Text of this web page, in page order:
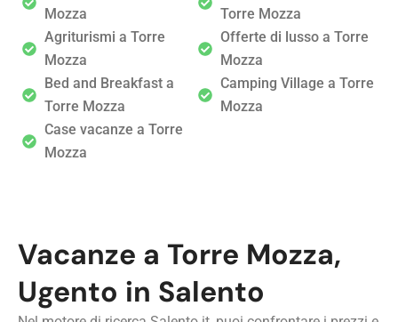
Mozza
Agriturismi a Torre
Mozza
Bed and Breakfast a
Torre Mozza
Case vacanze a Torre
Mozza
Torre Mozza
Offerte di lusso a Torre
Mozza
Camping Village a Torre
Mozza
Vacanze a Torre Mozza,
Ugento in Salento